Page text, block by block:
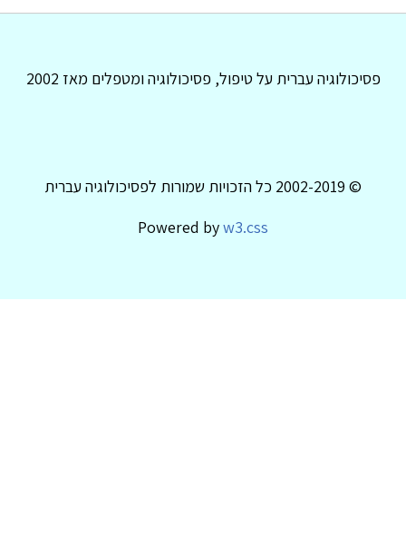
פסיכולוגיה עברית על טיפול, פסיכולוגיה ומטפלים מאז 2002
© 2002-2019 כל הזכויות שמורות לפסיכולוגיה עברית
Powered byw3.css